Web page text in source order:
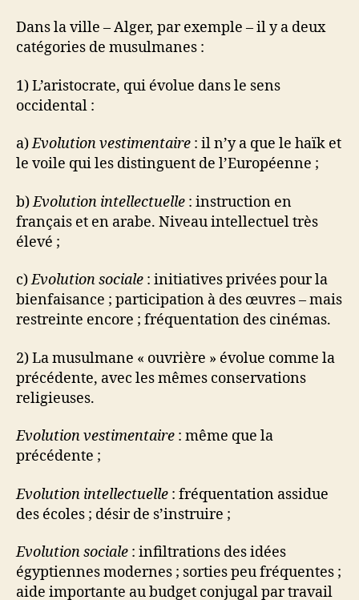
Dans la ville – Alger, par exemple – il y a deux
catégories de musulmanes :
1) L’aristocrate, qui évolue dans le sens
occidental :
a)Evolution vestimentaire : il n’y a que le haïk et
le voile qui les distinguent de l’Européenne ;
b)Evolution intellectuelle : instruction en
français et en arabe. Niveau intellectuel très
élevé ;
c)Evolution sociale : initiatives privées pour la
bienfaisance ; participation à des œuvres – mais
restreinte encore ; fréquentation des cinémas.
2) La musulmane « ouvrière » évolue comme la
précédente, avec les mêmes conservations
religieuses.
Evolution vestimentaire : même que la
précédente ;
Evolution intellectuelle : fréquentation assidue
des écoles ; désir de s’instruire ;
Evolution sociale : infiltrations des idées
égyptiennes modernes ; sorties peu fréquentes ;
aide importante au budget conjugal par travail